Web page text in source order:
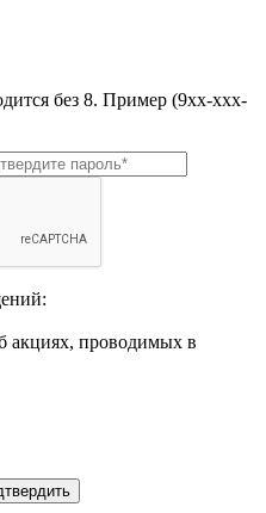
без 8. Пример (9хх-ххх-
акциях, проводимых в